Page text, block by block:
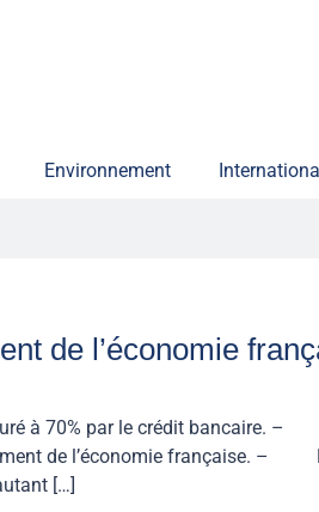
Environnement
de l’économie
à 70% par le crédit bancaire. –
de l’économie française. –
[…]